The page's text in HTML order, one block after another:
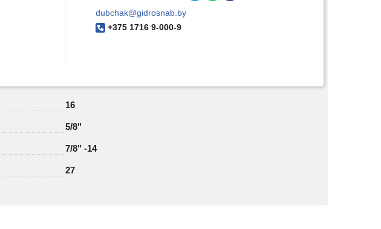
dubchak@gidrosnab.by
+375 1716 9-000-9
16
5/8"
7/8" -14
27